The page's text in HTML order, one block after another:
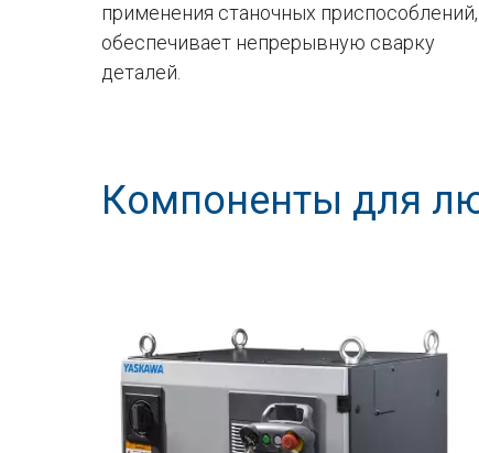
применения станочных приспособлений,
обеспечивает непрерывную сварку
деталей.
Компоненты для